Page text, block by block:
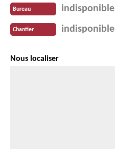
Bureau indisponible
Chantier indisponible
Nous localiser